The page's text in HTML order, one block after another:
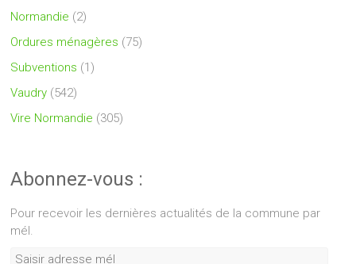
Normandie (2)
Ordures ménagères (75)
Subventions (1)
Vaudry (542)
Vire Normandie (305)
Abonnez-vous :
Pour recevoir les dernières actualités de la commune par
mél.
Saisir